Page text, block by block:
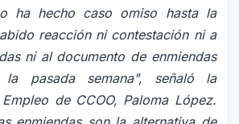
ha hecho caso omiso hasta la
reacción ni contestación ni a
ni al documento de enmiendas
la pasada semana", señaló la
de CCOO, Paloma López.